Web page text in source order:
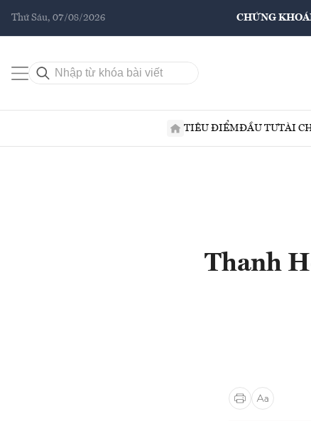
Thứ Sáu, 07/08/2026 CHỨNG
TIÊU ĐIỂMĐẦU TƯTÀI
Thanh